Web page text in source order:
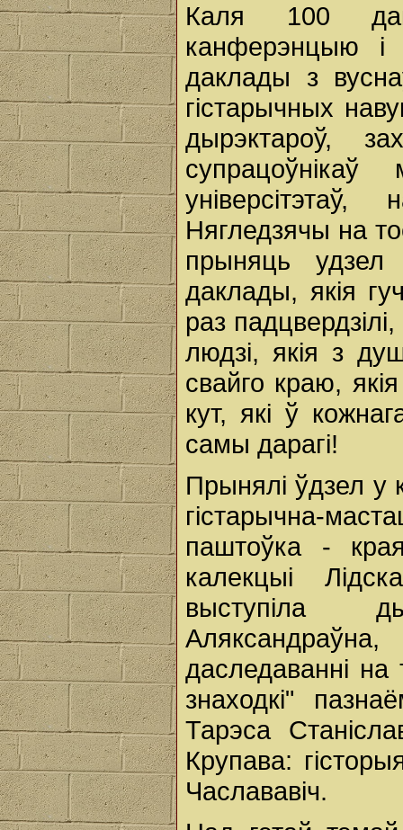
Каля 100
канферэнцыю і
даклады з
гістарычных
дырэктароў,
Нягледзячы на
прыняць удзел
даклады, якія
раз
людзі, якія з
свайго краю,
кут, які ў
самы дарагі!
Прынялі ўдзел у
гістарычна-
паштоўка -
калекцыі
выступіла
даследаванні на
знаходкі"
Тарэса
Крупава:
Часлававіч.